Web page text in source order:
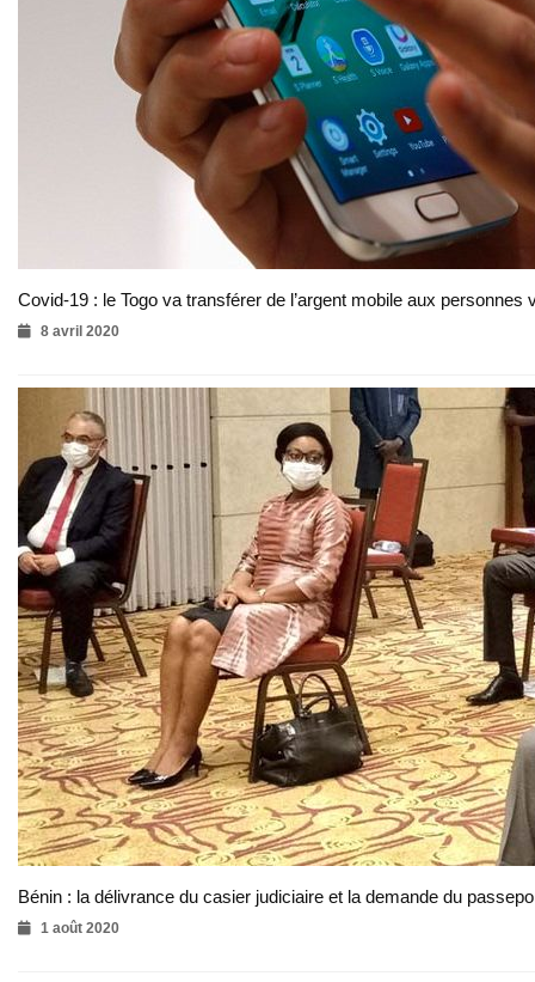
Covid-19 : le Togo va transférer de l’argent mobile aux personnes
8 avril 2020
Bénin : la délivrance du casier judiciaire et la demande du
1 août 2020